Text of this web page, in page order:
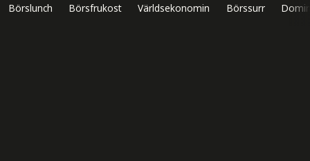
Börslunch Börsfrukost Världsekonomin Börssurr